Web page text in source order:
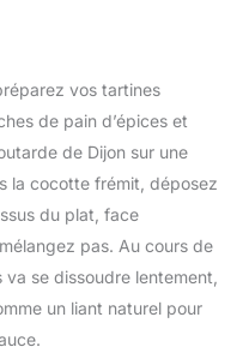
vos tartines
de pain d’épices et
de Dijon sur une
la cocotte frémit, déposez
du plat, face
pas. Au cours de
se dissoudre lentement,
un liant naturel pour